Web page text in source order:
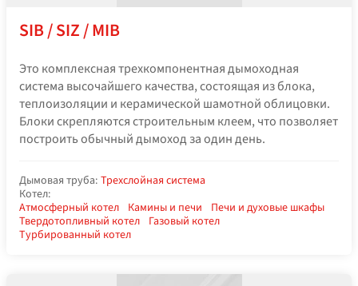
SIB / SIZ / MIB
Это комплексная трехкомпонентная дымоходная
система высочайшего качества, состоящая из блока,
теплоизоляции и керамической шамотной облицовки.
Блоки скрепляются строительным клеем, что позволяет
построить обычный дымоход за один день.
Дымовая труба: Трехслойная система
Котел:
Атмосферный котел Камины и печи
Печи и духовые шкафы
Твердотопливный котел Газовый котел
Турбированный котел